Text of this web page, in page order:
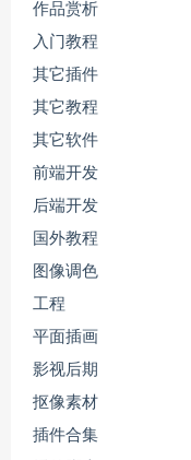
作品赏析
入门教程
其它插件
其它教程
其它软件
前端开发
后端开发
国外教程
图像调色
工程
平面插画
影视后期
抠像素材
插件合集